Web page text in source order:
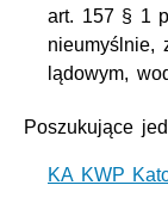
art. 157 § 1
nieumyślnie,
lądowym,
Poszukujące
KA KWP